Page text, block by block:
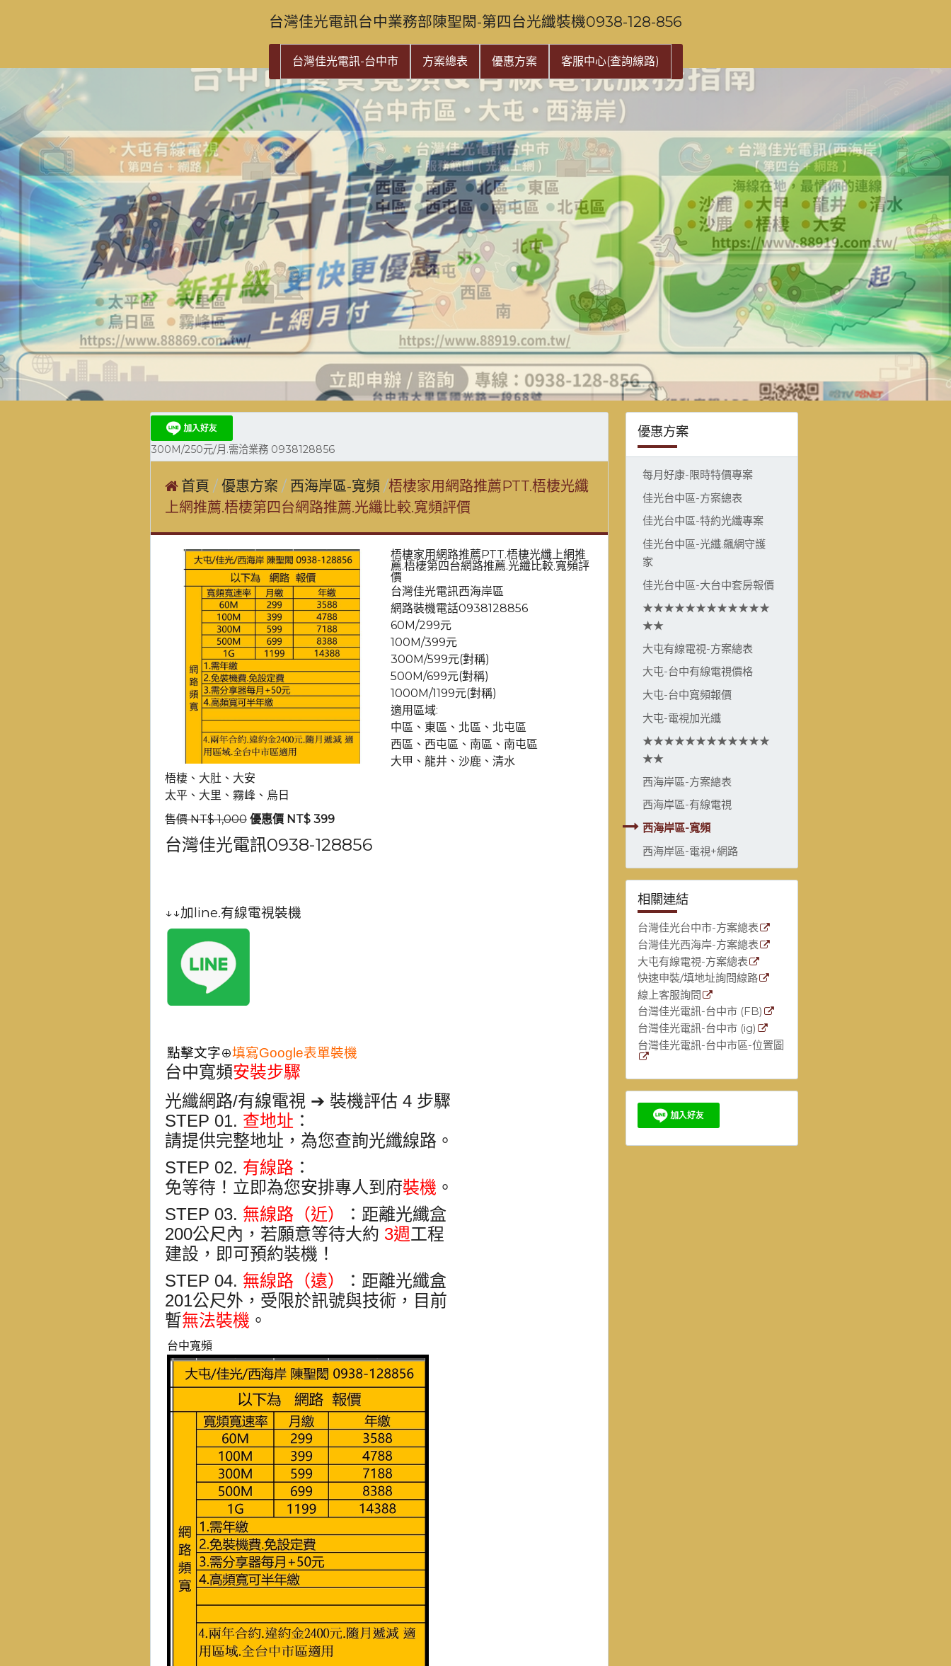
台灣佳光電訊台中業務部陳聖閎-第四台光纖裝機0938-128-856
台灣佳光電訊-台中市 方案總表 優惠方案 客服中心(查詢線路)
優惠方案
每月好康-限時特價專案
佳光台中區-方案總表
佳光台中區-特約光纖專案
佳光台中區-光纖.飆網守護
家
佳光台中區-大台中套房報價
★★★★★★★★★★★★
★★
大屯有線電視-方案總表
大屯-台中有線電視價格
大屯-台中寬頻報價
大屯-電視加光纖
★★★★★★★★★★★★
★★
西海岸區-方案總表
西海岸區-有線電視
西海岸區-寬頻
西海岸區-電視+網路
相關連結
台灣佳光台中市-方案總表
台灣佳光西海岸-方案總表
大屯有線電視-方案總表
快速申裝/填地址詢問線路
線上客服詢問
台灣佳光電訊-台中市 (FB)
台灣佳光電訊-台中市 (ig)
台灣佳光電訊-台中市區-位置圖
300M/250元/月.需洽業務 0938128856
首頁 優惠方案 西海岸區-寬頻 梧棲家用網路推薦PTT.梧棲光纖
上網推薦.梧棲第四台網路推薦.光纖比較.寬頻評價
梧棲家用網路推薦PTT.梧棲光纖上網推
薦.梧棲第四台網路推薦.光纖比較.寬頻評
價
台灣佳光電訊西海岸區
網路裝機電話0938128856
60M/299元
100M/399元
300M/599元(對稱)
500M/699元(對稱)
1000M/1199元(對稱)
適用區域:
中區、東區、北區、北屯區
西區、西屯區、南區、南屯區
大甲、龍井、沙鹿、清水
梧棲、大肚、大安
太平、大里、霧峰、烏日
售價 NT$ 1,000 優惠價 NT$ 399
台灣佳光電訊0938-128856
↓↓加line.有線電視裝機
點擊文字⊕填寫Google表單裝機
台中寬頻安裝步驟
光纖網路/有線電視 ➔ 裝機評估 4 步驟
STEP 01. 查地址 ：
請提供完整地址，為您查詢光纖線路 。
STEP 02. 有線路 ：
免等待！立即為您安排專人到府裝機 。
STEP 03. 無線路（近）
：距離光纖盒
200公尺內 ，若願意等待大約 3週工程
建設，即可預約裝機 ！
STEP 04. 無線路（遠）
：距離光纖盒
201公尺外 ，受限於訊號與技術，目前
暫無法裝機 。
台中寬頻